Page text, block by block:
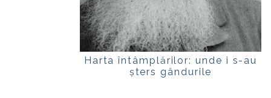
Harta întâmplărilor: unde i s-au
șters gândurile